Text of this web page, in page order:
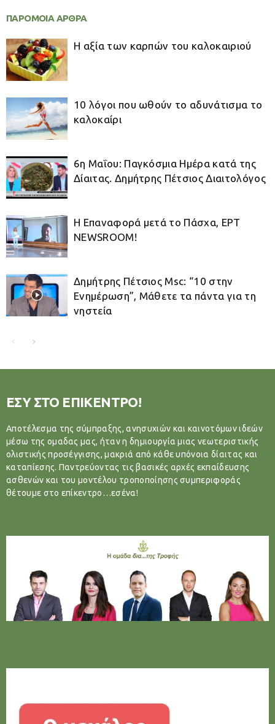
ΠΑΡΟΜΟΙΑ ΑΡΘΡΑ
Η αξία των καρπών του καλοκαιριού
10 λόγοι που ωθούν το αδυνάτισμα το
καλοκαίρι
6η Μαΐου: Παγκόσμια Ημέρα κατά της
Δίαιτας. Δημήτρης Πέτσιος Διαιτολόγος
Η Επαναφορά μετά το Πάσχα, ΕΡΤ
NEWSROOM!
Δημήτρης Πέτσιος Μsc: “10 στην
Ενημέρωση”, Μάθετε τα πάντα για τη
νηστεία
ΕΣΥ ΣΤΟ ΕΠΙΚΕΝΤΡΟ!
Αποτέλεσμα της σύμπραξης, ανησυχιών και καινοτόμων ιδεών
μέσω της ομαδας μας, ήταν η δημιουργία μιας νεωτεριστικής
ολιστικής προσέγγισης, μακριά από κάθε υπόνοια δίαιτας και
καταπίεσης. Παντρεύοντας τις βασικές αρχές εκπαίδευσης
ασθενών και του μοντέλου τροποποίησης συμπεριφοράς
θέτουμε στο επίκεντρο…εσένα!